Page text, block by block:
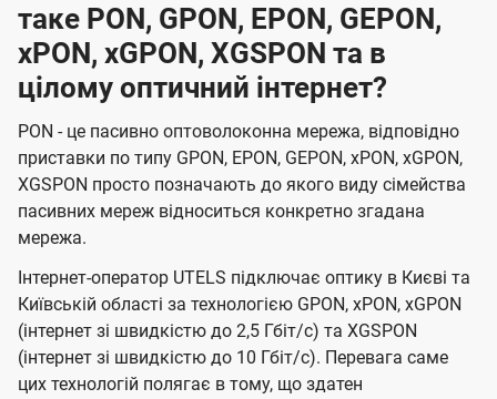
таке PON, GPON, EPON, GEPON,
xPON, xGPON, XGSPON та в
цілому оптичний інтернет?
PON - це пасивно оптоволоконна мережа, відповідно
приставки по типу GPON, EPON, GEPON, xPON, xGPON,
XGSPON просто позначають до якого виду сімейства
пасивних мереж відноситься конкретно згадана
мережа.
Інтернет-оператор UTELS підключає оптику в Києві та
Київській області за технологією GPON, xPON, xGPON
(інтернет зі швидкістю до 2,5 Гбіт/с) та XGSPON
(інтернет зі швидкістю до 10 Гбіт/с). Перевага саме
цих технологій полягає в тому, що здатен